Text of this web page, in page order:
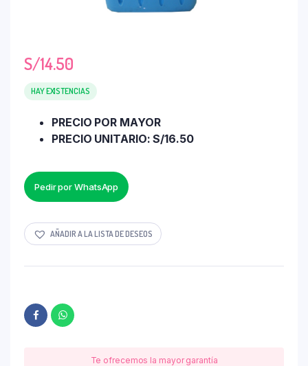
S/14.50
HAY EXISTENCIAS
PRECIO POR MAYOR
PRECIO UNITARIO: S/16.50
Pedir por WhatsApp
AÑADIR A LA LISTA DE DESEOS
Te ofrecemos la mayor garantía